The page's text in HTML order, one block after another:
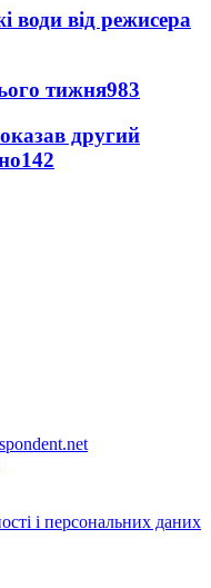
води від режисера
тижня983
другий
142
і персональних даних